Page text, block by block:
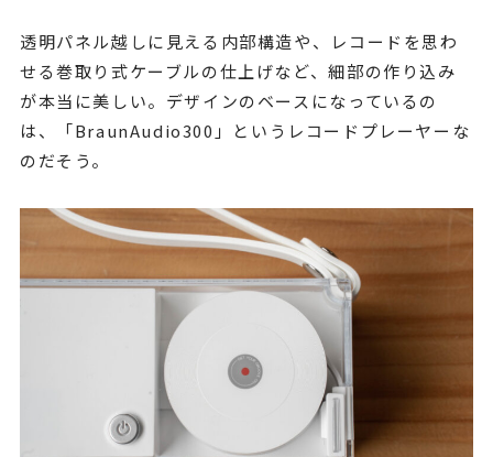
透明パネル越しに見える内部構造や、レコードを思わ
せる巻取り式ケーブルの仕上げなど、細部の作り込み
が本当に美しい。デザインのベースになっているの
は、「BraunAudio300」というレコードプレーヤーな
のだそう。